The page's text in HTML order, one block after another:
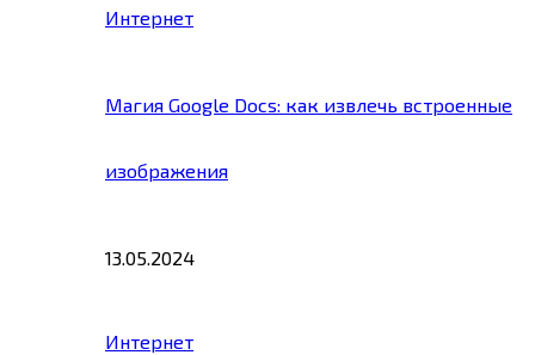
Интернет
Магия Google Docs: как извлечь встроенные
изображения
13.05.2024
Интернет